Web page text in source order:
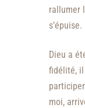
rallumer
s’épuise.
Dieu a
fidélité, il
moi,